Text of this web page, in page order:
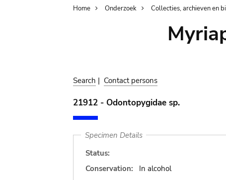
Breadcrumb
Home Onderzoek Collecties, archieven en
Search | Contact persons
21912 - Odontopygidae sp.
Specimen Details
Status:
Conservation:
In alcohol